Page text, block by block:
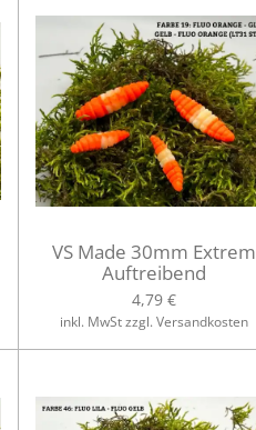
VS Made 30mm Extrem
Auftreibend
4,79 €
inkl. MwSt zzgl. Versandkosten